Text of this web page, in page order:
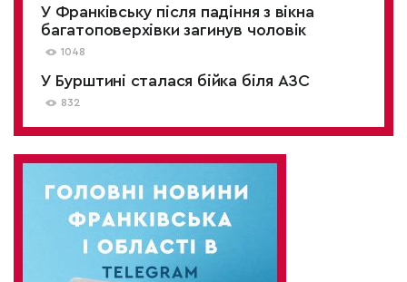
У Франківську після падіння з вікна
багатоповерхівки загинув чоловік
1048
У Бурштині сталася бійка біля АЗС
832